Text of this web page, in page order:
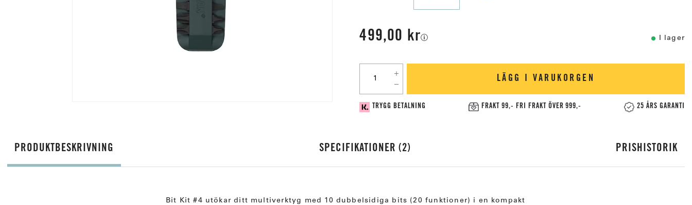
499,00 kr I lager
LÄGG I VARUKORGEN
TRYGG BETALNING FRAKT 99,- FRI FRAKT ÖVER 999,- 25 ÅRS GARANTI
PRODUKTBESKRIVNING SPECIFIKATIONER 2 PRISHISTORIK
Bit Kit #4 utökar ditt multiverktyg med 10 dubbelsidiga bits (20 funktioner) i en kompakt